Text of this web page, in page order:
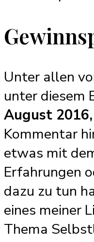
Unter allen
unter diesem
August
Kommentar
etwas mit
Erfahrungen
dazu zu tun
eines meiner
Thema